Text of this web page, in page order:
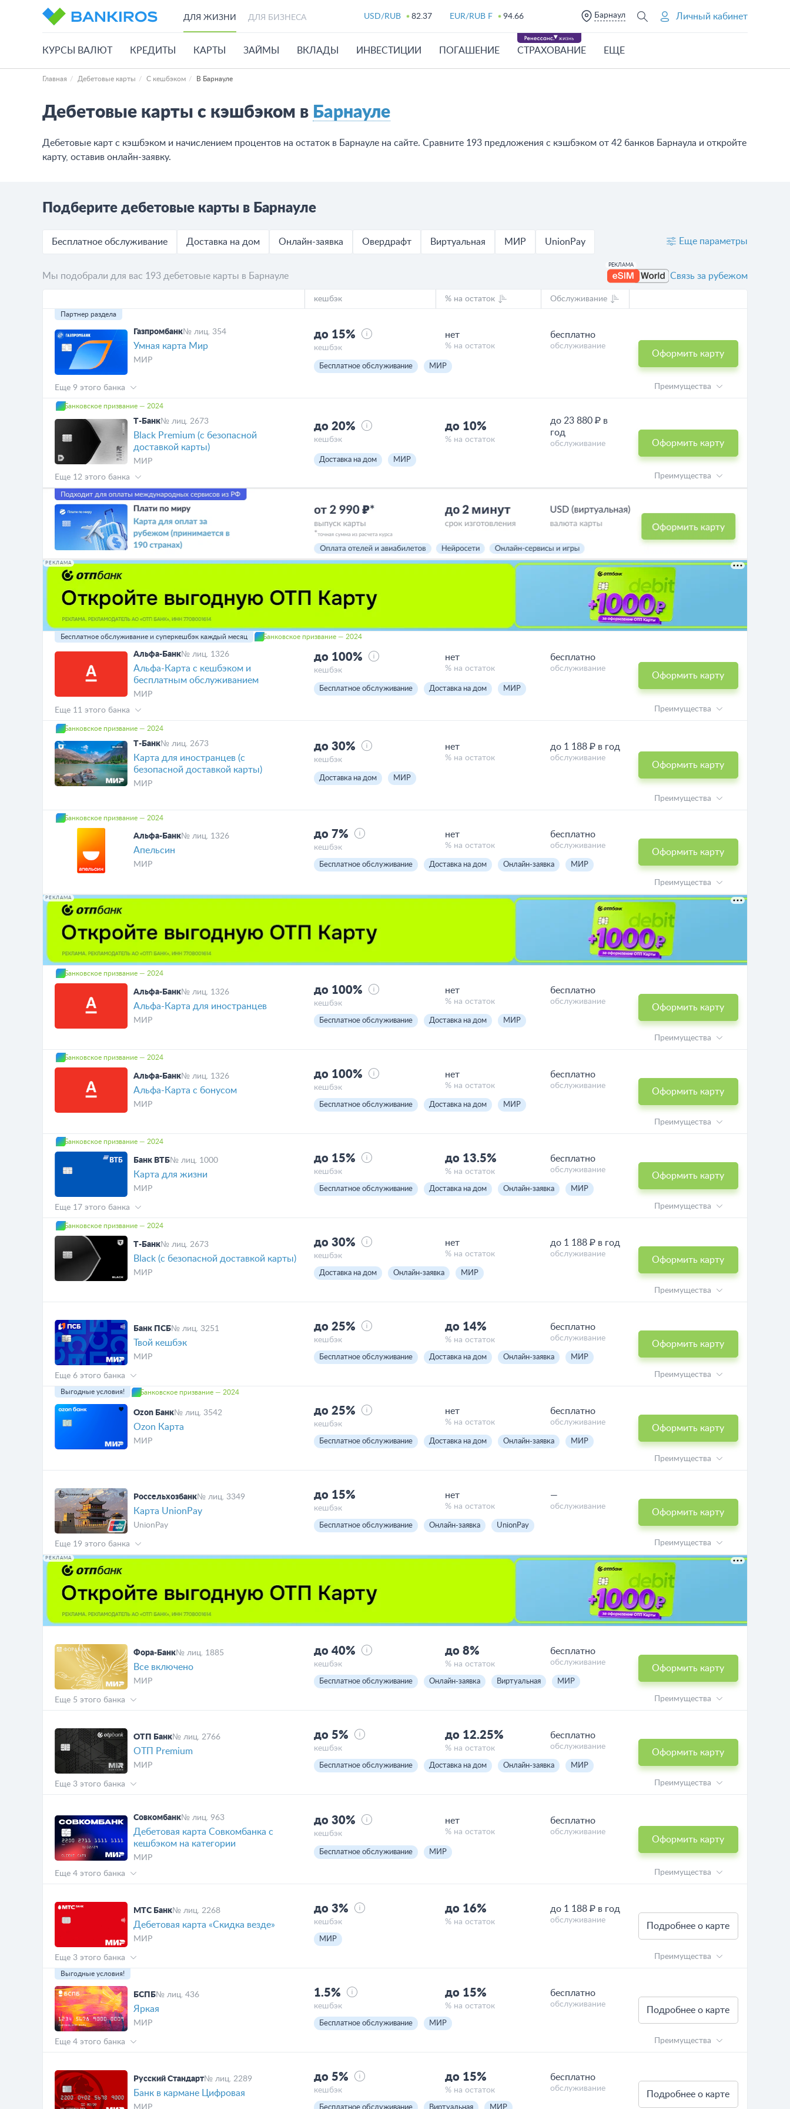
ДЛЯ ЖИЗНИ ДЛЯ БИЗНЕСА USD/RUB 82.37 EUR/RUB F 94.66 Барнаул Личный кабинет
КУРСЫ ВАЛЮТ КРЕДИТЫ КАРТЫ ЗАЙМЫ ВКЛАДЫ ИНВЕСТИЦИИ ПОГАШЕНИЕ СТРАХОВАНИЕ ЕЩЕ
Главная Дебетовые карты С кешбэком В Барнауле
Дебетовые карты с кэшбэком в Барнауле
Дебетовые карт с кэшбэком и начислением процентов на остаток в Барнауле на сайте. Сравните 193 предложения с кэшбэком от 42 банков Барнаула и откройте
карту, оставив онлайн-заявку.
Подберите дебетовые карты в Барнауле
Бесплатное обслуживание Доставка на дом Онлайн-заявка Овердрафт Виртуальная МИР UnionPay Еще параметры
Мы подобрали для вас 193 дебетовые карты в Барнауле Связь за рубежом
кешбэк % на остаток Обслуживание
Партнер раздела
Газпромбанк№ лиц. 354
Умная карта Мир
МИР
до 15%
кешбэк
нет
% на остаток
бесплатно
обслуживание
Оформить карту
Преимущества
Бесплатное обслуживание МИР
Еще 9 этого банка
Банковское призвание — 2024
Т-Банк№ лиц. 2673
Black Premium (с безопасной
доставкой карты)
МИР
до 20%
кешбэк
до 10%
% на остаток
до 23 880 ₽ в
год
обслуживание Оформить карту
Преимущества
Доставка на дом МИР
Еще 12 этого банка
РЕКЛАМА
Бесплатное обслуживание и суперкешбэк каждый месяц Банковское призвание — 2024
Альфа-Банк№ лиц. 1326
Альфа-Карта с кешбэком и
бесплатным обслуживанием
МИР
до 100%
кешбэк
нет
% на остаток
бесплатно
обслуживание
Оформить карту
Преимущества
Бесплатное обслуживание Доставка на дом МИР
Еще 11 этого банка
Банковское призвание — 2024
Т-Банк№ лиц. 2673
Карта для иностранцев (с
безопасной доставкой карты)
МИР
до 30%
кешбэк
нет
% на остаток
до 1 188 ₽ в год
обслуживание
Оформить карту
Преимущества
Доставка на дом МИР
Банковское призвание — 2024
Альфа-Банк№ лиц. 1326
Апельсин
МИР
до 7%
кешбэк
нет
% на остаток
бесплатно
обслуживание
Оформить карту
Преимущества
Бесплатное обслуживание Доставка на дом Онлайн-заявка МИР
РЕКЛАМА
Банковское призвание — 2024
Альфа-Банк№ лиц. 1326
Альфа-Карта для иностранцев
МИР
до 100%
кешбэк
нет
% на остаток
бесплатно
обслуживание
Оформить карту
Преимущества
Бесплатное обслуживание Доставка на дом МИР
Банковское призвание — 2024
Альфа-Банк№ лиц. 1326
Альфа-Карта с бонусом
МИР
до 100%
кешбэк
нет
% на остаток
бесплатно
обслуживание
Оформить карту
Преимущества
Бесплатное обслуживание Доставка на дом МИР
Банковское призвание — 2024
Банк ВТБ№ лиц. 1000
Карта для жизни
МИР
до 15%
кешбэк
до 13.5%
% на остаток
бесплатно
обслуживание
Оформить карту
Преимущества
Бесплатное обслуживание Доставка на дом Онлайн-заявка МИР
Еще 17 этого банка
Банковское призвание — 2024
Т-Банк№ лиц. 2673
Black (с безопасной доставкой карты)
МИР
до 30%
кешбэк
нет
% на остаток
до 1 188 ₽ в год
обслуживание
Оформить карту
Преимущества
Доставка на дом Онлайн-заявка МИР
Банк ПСБ№ лиц. 3251
Твой кешбэк
МИР
до 25%
кешбэк
до 14%
% на остаток
бесплатно
обслуживание
Оформить карту
Преимущества
Бесплатное обслуживание Доставка на дом Онлайн-заявка МИР
Еще 6 этого банка
Выгодные условия! Банковское призвание — 2024
Ozon Банк№ лиц. 3542
Ozon Карта
МИР
до 25%
кешбэк
нет
% на остаток
бесплатно
обслуживание
Оформить карту
Преимущества
Бесплатное обслуживание Доставка на дом Онлайн-заявка МИР
Россельхозбанк№ лиц. 3349
Карта UnionPay
UnionPay
до 15%
кешбэк
нет
% на остаток
—
обслуживание
Оформить карту
Преимущества
Бесплатное обслуживание Онлайн-заявка UnionPay
Еще 19 этого банка
РЕКЛАМА
Фора-Банк№ лиц. 1885
Все включено
МИР
до 40%
кешбэк
до 8%
% на остаток
бесплатно
обслуживание
Оформить карту
Преимущества
Бесплатное обслуживание Онлайн-заявка Виртуальная МИР
Еще 5 этого банка
ОТП Банк№ лиц. 2766
ОТП Premium
МИР
до 5%
кешбэк
до 12.25%
% на остаток
бесплатно
обслуживание
Оформить карту
Преимущества
Бесплатное обслуживание Доставка на дом Онлайн-заявка МИР
Еще 3 этого банка
Совкомбанк№ лиц. 963
Дебетовая карта Совкомбанка с
кешбэком на категории
МИР
до 30%
кешбэк
нет
% на остаток
бесплатно
обслуживание
Оформить карту
Преимущества
Бесплатное обслуживание МИР
Еще 4 этого банка
МТС Банк№ лиц. 2268
Дебетовая карта «Скидка везде»
МИР
до 3%
кешбэк
до 16%
% на остаток
до 1 188 ₽ в год
обслуживание
Подробнее о карте
Преимущества
МИР
Еще 3 этого банка
Выгодные условия!
БСПБ№ лиц. 436
Яркая
МИР
1.5%
кешбэк
до 15%
% на остаток
бесплатно
обслуживание
Подробнее о карте
Преимущества
Бесплатное обслуживание МИР
Еще 4 этого банка
Русский Стандарт№ лиц. 2289
Банк в кармане Цифровая
МИР
до 5%
кешбэк
до 15%
% на остаток
бесплатно
обслуживание
Подробнее о карте
Бесплатное обслуживание Виртуальная МИР